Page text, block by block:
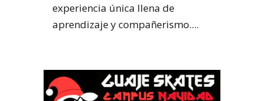
experiencia única llena de
aprendizaje y compañerismo....